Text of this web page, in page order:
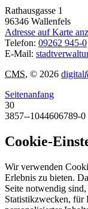
Rathausgasse 1
96346 Wallenfels
Adresse auf Karte
Telefon: 09262 945-0
E-Mail:
CMS, © 2026 digital
Seitenanfang
30
3857--1044606789-0
Cookie-
Wir verwenden
Erlebnis zu bieten.
Seite notwendig
Statistikzwecken, für